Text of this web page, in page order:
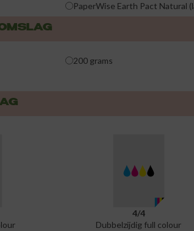
PaperWise Earth Pact Natural
200 grams
4/4
Dubbelzijdig full colour